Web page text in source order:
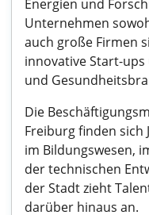
Energien und
Unternehmen
auch große Firmen
innovative Start-
und
Die
Freiburg finden sich
im Bildungswesen,
der technischen
der Stadt zieht
darüber hinaus an.